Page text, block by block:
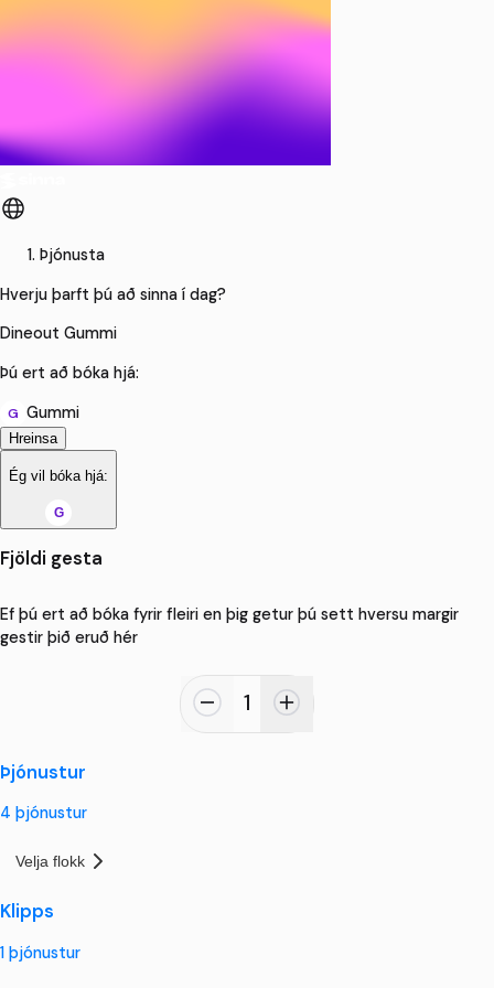
Þjónusta
Hverju þarft þú að sinna í dag?
Dineout Gummi
Þú ert að bóka hjá:
G Gummi
Hreinsa
Ég vil bóka hjá:
G
Fjöldi gesta
Ef þú ert að bóka fyrir fleiri en þig getur þú sett hversu margir
gestir þið eruð hér
1
Þjónustur
4 þjónustur
Velja flokk
Klipps
1 þjónustur